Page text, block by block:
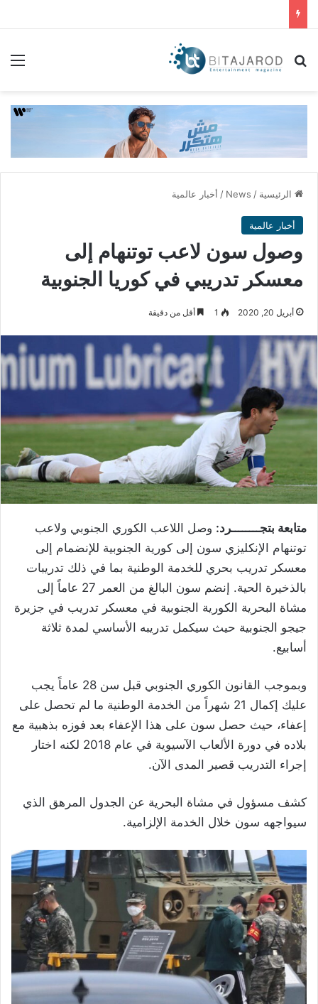
بحث عن
الرئيسية /
News
/ أخبار عالمية
أخبار عالمية
وصول سون لاعب توتنهام إلى
معسكر تدريبي في كوريا الجنوبية
أبريل 20, 2020 1 أقل من دقيقة
متابعة بتجــــــــرد: وصل اللاعب الكوري الجنوبي ولاعب
توتنهام الإنكليزي سون إلى كورية الجنوبية للإنضمام إلى
معسكر تدريب بحري للخدمة الوطنية بما في ذلك تدريبات
بالذخيرة الحية. إنضم سون البالغ من العمر 27 عاماً إلى
مشاة البحرية الكورية الجنوبية في معسكر تدريب في جزيرة
جيجو الجنوبية حيث سيكمل تدريبه الأساسي لمدة ثلاثة
أسابيع.
وبموجب القانون الكوري الجنوبي قبل سن 28 عاماً يجب
عليك إكمال 21 شهراً من الخدمة الوطنية ما لم تحصل على
إعفاء، حيث حصل سون على هذا الإعفاء بعد فوزه بذهبية مع
بلاده في دورة الألعاب الآسيوية في عام 2018 لكنه اختار
إجراء التدريب قصير المدى الآن.
كشف مسؤول في مشاة البحرية عن الجدول المرهق الذي
سيواجهه سون خلال الخدمة الإلزامية.